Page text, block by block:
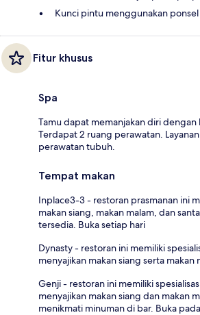
Kunci pintu menggunakan ponsel
Fitur khusus
Spa
Tamu dapat memanjakan diri dengan
Terdapat 2 ruang perawatan.
perawatan tubuh.
Tempat makan
Inplace3-3 - restoran prasmanan ini
makan siang, makan malam, dan
tersedia. Buka setiap hari
Dynasty - restoran ini memiliki
menyajikan makan siang serta makan
Genji - restoran ini memiliki
menyajikan makan siang dan makan
menikmati minuman di bar. Buka